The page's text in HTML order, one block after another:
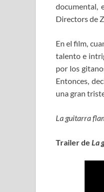
o
o
e
r
documental,
Directors de
En el film,
talento e
por los
Entonces,
una gran
La guitarra
Trailer de La